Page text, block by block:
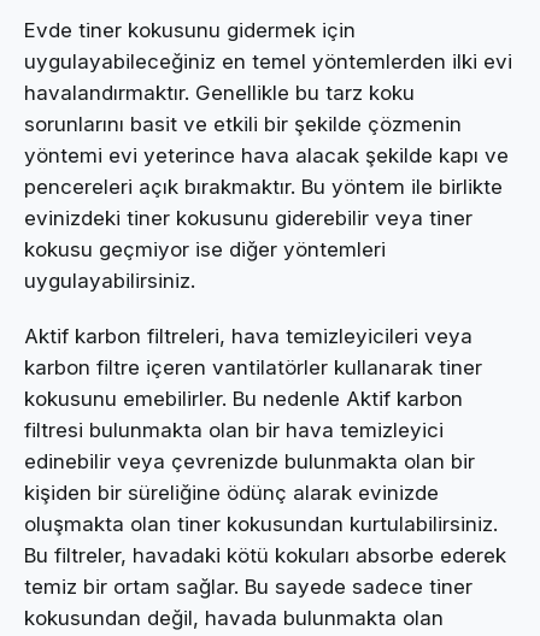
Evde tiner kokusunu gidermek için
uygulayabileceğiniz en temel yöntemlerden ilki evi
havalandırmaktır. Genellikle bu tarz koku
sorunlarını basit ve etkili bir şekilde çözmenin
yöntemi evi yeterince hava alacak şekilde kapı ve
pencereleri açık bırakmaktır. Bu yöntem ile birlikte
evinizdeki tiner kokusunu giderebilir veya tiner
kokusu geçmiyor ise diğer yöntemleri
uygulayabilirsiniz.
Aktif karbon filtreleri, hava temizleyicileri veya
karbon filtre içeren vantilatörler kullanarak tiner
kokusunu emebilirler. Bu nedenle Aktif karbon
filtresi bulunmakta olan bir hava temizleyici
edinebilir veya çevrenizde bulunmakta olan bir
kişiden bir süreliğine ödünç alarak evinizde
oluşmakta olan tiner kokusundan kurtulabilirsiniz.
Bu filtreler, havadaki kötü kokuları absorbe ederek
temiz bir ortam sağlar. Bu sayede sadece tiner
kokusundan değil, havada bulunmakta olan